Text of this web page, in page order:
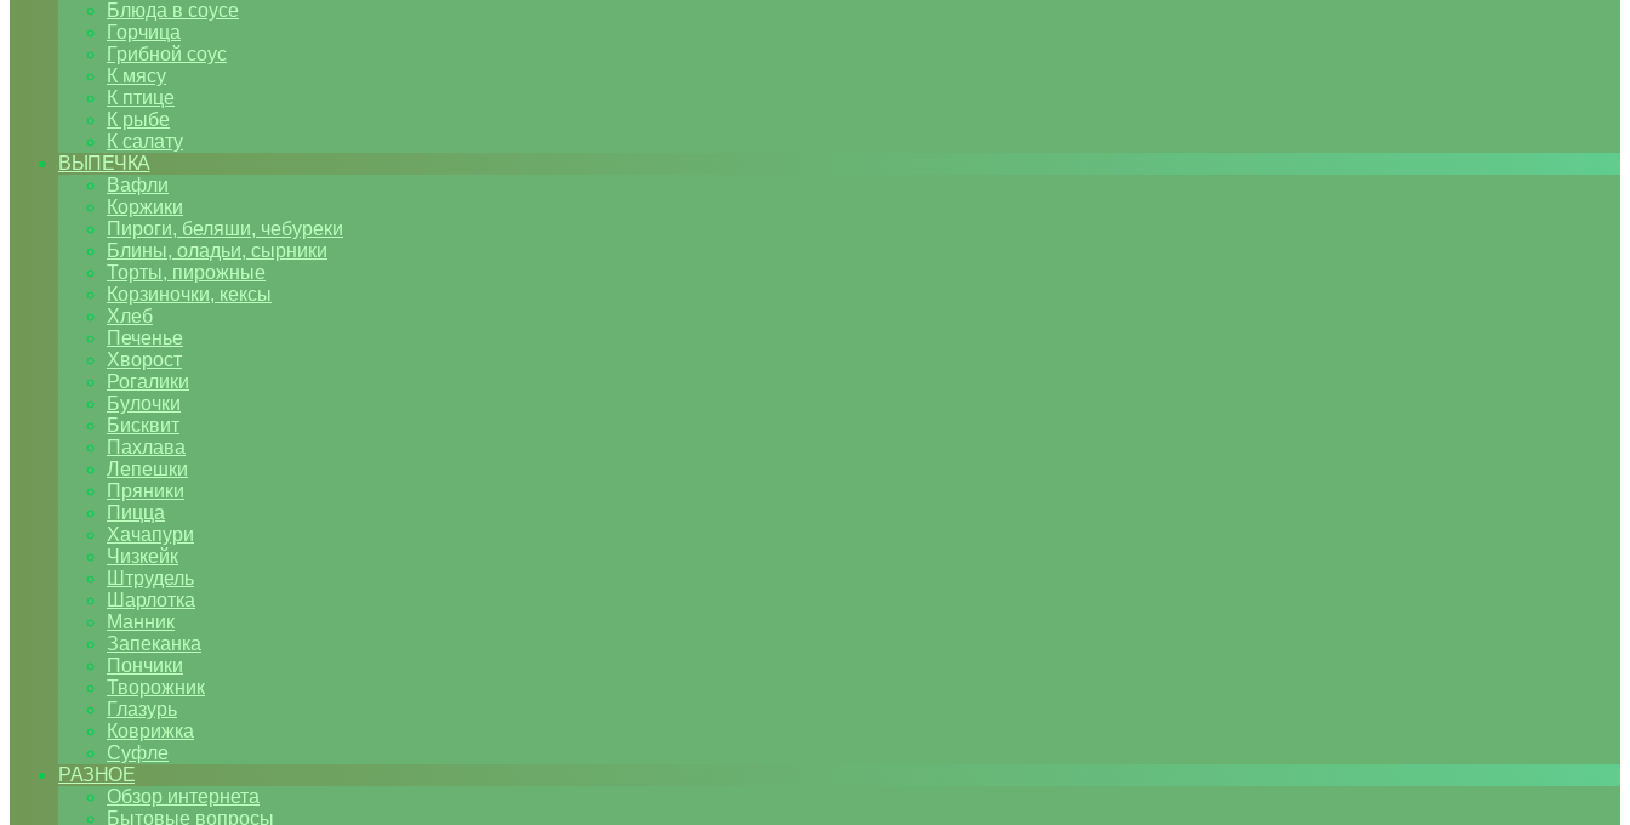
Блюда в соусе
Горчица
Грибной соус
К мясу
К птице
К рыбе
К салату
ВЫПЕЧКА
Вафли
Коржики
Пироги, беляши, чебуреки
Блины, оладьи, сырники
Торты, пирожные
Корзиночки, кексы
Хлеб
Печенье
Хворост
Рогалики
Булочки
Бисквит
Пахлава
Лепешки
Пряники
Пицца
Хачапури
Чизкейк
Штрудель
Шарлотка
Манник
Запеканка
Пончики
Творожник
Глазурь
Коврижка
Суфле
РАЗНОЕ
Обзор интернета
Бытовые вопросы